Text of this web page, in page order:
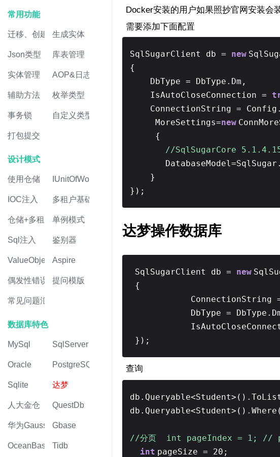
常用功能
迁移、创建表生成实体
Json类型 库表管理
实体管理 AOP&日志
辅助方法 枚举类型
事务锁 自定义类型
打包提交
设计模式
使用仓储 IUnitOfWork
IOC注入 多租户基础
仓储+多租户单例模式
Sql注入 鉴别器
ValueObject值对象
Aspire
偶发性错误 提问模版
常见问题汇总
数据库特色
MySql SqlServer
Oracle PostgreSQL
Sqlite 达梦
人大金仓 QuestDb
华为Gauss Gbase
OceanBase Tidb
Docker安装的用户如果照抄官网安装会
需要添加下面配置
SqlSugarClient db = new
{
DbType = DbType.Dm,
IsAutoCloseConnection =
ConnectionString =
MoreSettings=new
{
//SqlSugarCore
}
});
达梦操作数据库
SqlSugarClient db = new
{
ConnectionString
DbType =
});
查询
//分页 int pageIndex = 1; //
int pageSize = 20;